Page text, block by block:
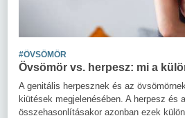
#ÖVSÖMÖR
Övsömör vs. herpesz: mi a
A genitális herpesznek és az
kiütések megjelenésében. A herpesz és
összehasonlításakor azonban ezek